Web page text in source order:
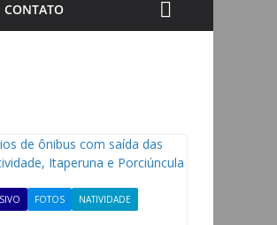
CONTATO
FOTOS
NATIVIDADE